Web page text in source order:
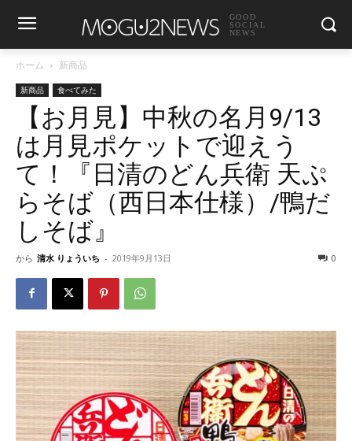
GOOD
SOCIAL
NEWS
ホーム 新商品
新商品 食べてみた
【お月見】中秋の名月9/13
は月見ポケットで迎えう
て！『日清のどん兵衛 天ぷ
らそば（西日本仕様）/鴨だ
しそば』
から 清水 りょういち - 2019年9月13日 0